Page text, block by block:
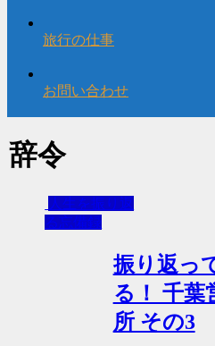
旅行の仕事
お問い合わせ
辞令
人生を振り返
る忘備録
振り返っ
る！ 千葉
所 その3